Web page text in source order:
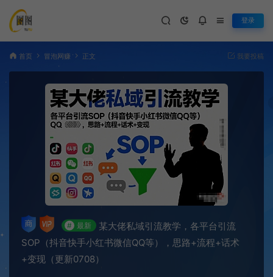
登录
首页 冒泡网赚 正文 我要投稿
# 最新
某大佬私域引流教学，各平台引流
SOP（抖音快手小红书微信QQ等），思路+流程+话术
+变现（更新0708）